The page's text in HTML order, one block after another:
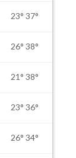
23° 37°
26° 38°
21° 38°
23° 36°
26° 34°